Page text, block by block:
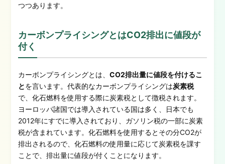
つつあります。
カーボンプライシングとはCO2排出に値段が
付く
カーボンプライシングとは、CO2排出量に値段を付けるこ
とを言います。代表的なカーボンプライシングは炭素税
で、化石燃料を使用する際に炭素税として徴税されます。
ヨーロッパ諸国では導入されている国は多く、日本でも
2012年にすでに導入されており、ガソリン税の一部に炭素
税が含まれています。化石燃料を使用するとその分CO2が
排出されるので、化石燃料の使用量に応じて炭素税を課す
ことで、排出量に値段が付くことになります。